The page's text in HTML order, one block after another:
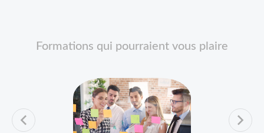
Formations qui pourraient vous plaire